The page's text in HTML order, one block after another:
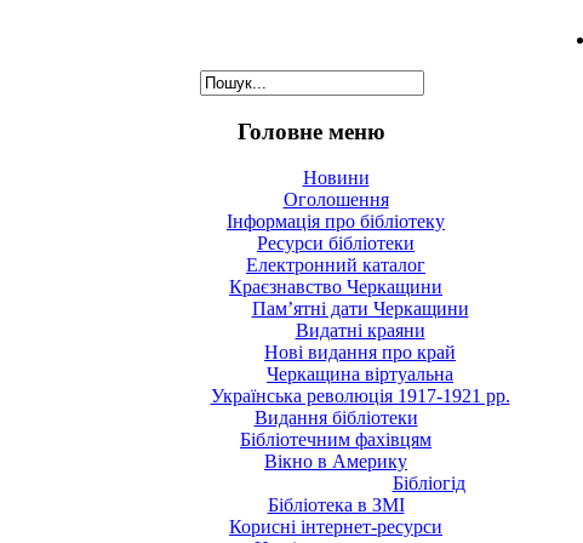
Головне меню
Новини
Оголошення
Інформація про бібліотеку
Ресурси бібліотеки
Електронний каталог
Краєзнавство Черкащини
Пам’ятні дати Черкащини
Видатні краяни
Нові видання про край
Черкащина віртуальна
Українська революція 1917-1921 рр.
Видання бібліотеки
Бібліотечним фахівцям
Вікно в Америку
Бібліогід
Бібліотека в ЗМІ
Корисні інтернет-ресурси